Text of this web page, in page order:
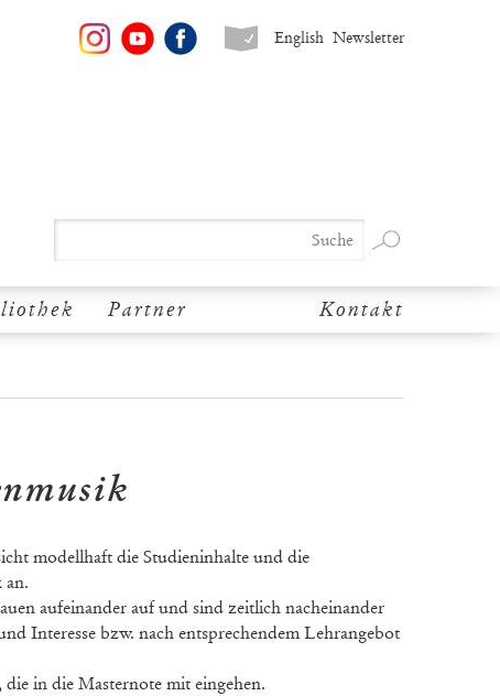
Newsletter
English
Partner Kontakt
modellhaft die Studieninhalte und die
an.
aufeinander auf und sind zeitlich nacheinander
Interesse bzw. nach entsprechendem Lehrangebot
in die Masternote mit eingehen.